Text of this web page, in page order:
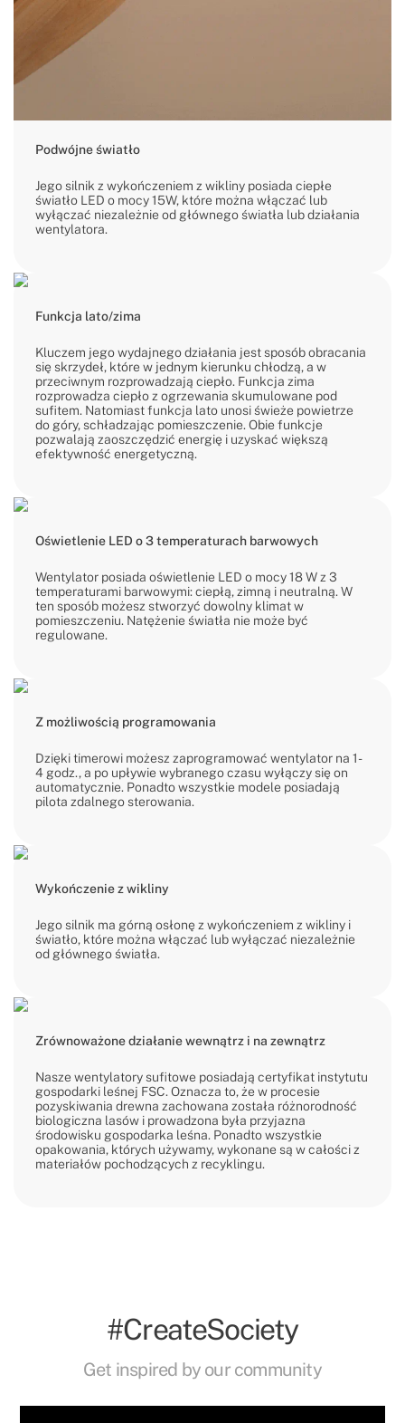
Podwójne światło
Jego silnik z wykończeniem z wikliny posiada ciepłe
światło LED o mocy 15W, które można włączać lub
wyłączać niezależnie od głównego światła lub działania
wentylatora.
Funkcja lato/zima
Kluczem jego wydajnego działania jest sposób obracania
się skrzydeł, które w jednym kierunku chłodzą, a w
przeciwnym rozprowadzają ciepło. Funkcja zima
rozprowadza ciepło z ogrzewania skumulowane pod
sufitem. Natomiast funkcja lato unosi świeże powietrze
do góry, schładzając pomieszczenie. Obie funkcje
pozwalają zaoszczędzić energię i uzyskać większą
efektywność energetyczną.
Oświetlenie LED o 3 temperaturach barwowych
Wentylator posiada oświetlenie LED o mocy 18 W z 3
temperaturami barwowymi: ciepłą, zimną i neutralną. W
ten sposób możesz stworzyć dowolny klimat w
pomieszczeniu. Natężenie światła nie może być
regulowane.
Z możliwością programowania
Dzięki timerowi możesz zaprogramować wentylator na 1-
4 godz., a po upływie wybranego czasu wyłączy się on
automatycznie. Ponadto wszystkie modele posiadają
pilota zdalnego sterowania.
Wykończenie z wikliny
Jego silnik ma górną osłonę z wykończeniem z wikliny i
światło, które można włączać lub wyłączać niezależnie
od głównego światła.
Zrównoważone działanie wewnątrz i na zewnątrz
Nasze wentylatory sufitowe posiadają certyfikat instytutu
gospodarki leśnej FSC. Oznacza to, że w procesie
pozyskiwania drewna zachowana została różnorodność
biologiczna lasów i prowadzona była przyjazna
środowisku gospodarka leśna. Ponadto wszystkie
opakowania, których używamy, wykonane są w całości z
materiałów pochodzących z recyklingu.
#CreateSociety
Get inspired by our community